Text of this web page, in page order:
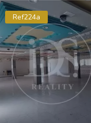
Ref224a